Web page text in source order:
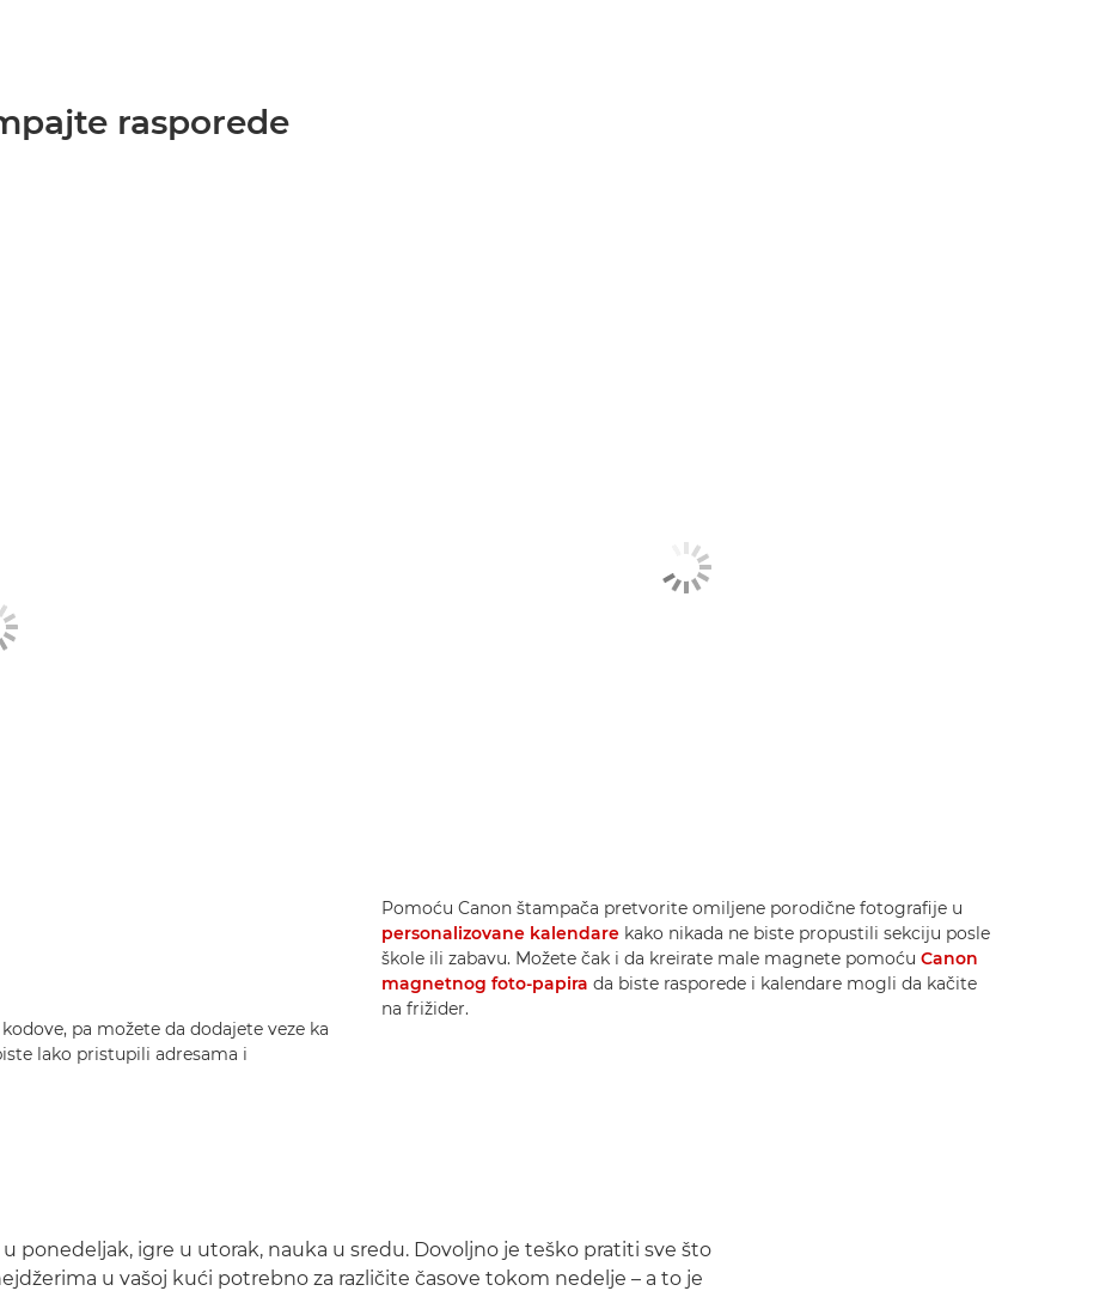
rasporede
pa možete da dodajete veze ka
lako pristupili adresama i
Pomoću Canon štampača pretvorite omiljene porodične fotografije u
personalizovane kalendarekako nikada ne biste propustili sekciju posle
škole ili zabavu. Možete čak i da kreirate male magnete pomoću Canon
magnetnog foto-papira da biste rasporede i kalendare mogli da kačite
na frižider.
ponedeljak, igre u utorak, nauka u sredu. Dovoljno je teško pratiti sve što
u vašoj kući potrebno za različite časove tokom nedelje – a to je